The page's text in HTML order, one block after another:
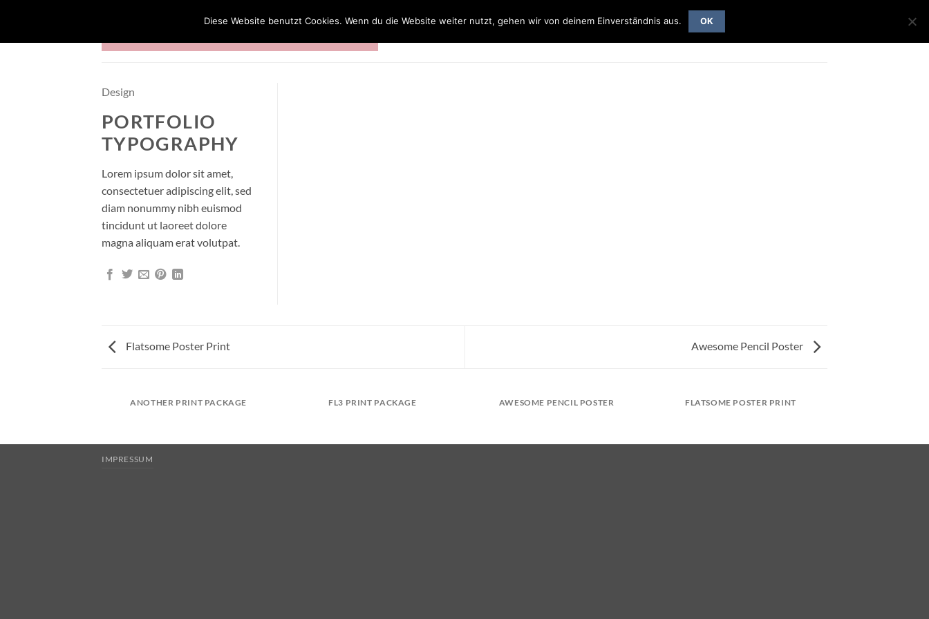
springen
Design
PORTFOLIO
TYPOGRAPHY
Lorem ipsum dolor sit amet,
consectetuer adipiscing elit, sed
diam nonummy nibh euismod
tincidunt ut laoreet dolore
magna aliquam erat volutpat.
Flatsome Poster Print Awesome Pencil Poster
ANOTHER PRINT PACKAGE FL3 PRINT PACKAGE AWESOME PENCIL POSTER FLATSOME POSTER PRINT
IMPRESSUM
Diese Website benutzt Cookies. Wenn du die Website weiter nutzt, gehen wir von deinem Einverständnis aus. OK